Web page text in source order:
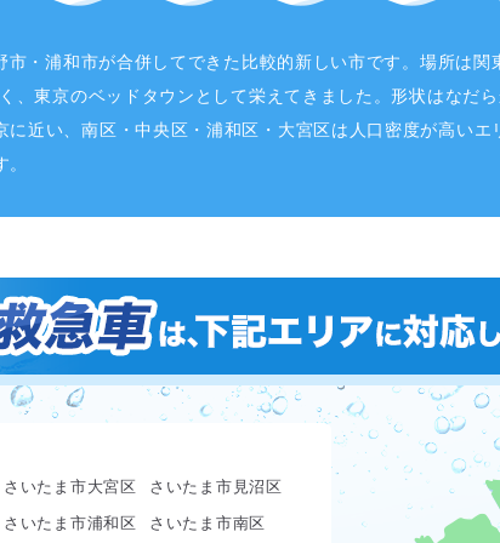
・浦和市が合併してできた比較的新しい市です。場所は関
、東京のベッドタウンとして栄えてきました。形状はなだ
近い、南区・中央区・浦和区・大宮区は人口密度が高い
さいたま市大宮区
さいたま市見沼区
さいたま市浦和区 さいたま市南区